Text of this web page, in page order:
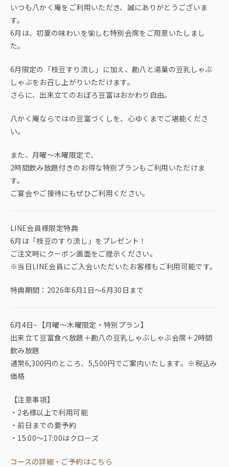
いつも八かく庵をご利用いただき、誠にありがとうございま
す。
6月は、初夏の味わいを愉しむ特別会席をご用意いたしまし
た。
6月限定の「枝豆すり流し」に加え、勘八と湯葉の豆乳しゃぶ
しゃぶをお召し上がりいただけます。
さらに、出来立てのおぼろ豆富はおかわり自由。
八かく庵ならではの豆富づくしを、心ゆくまでご堪能くださ
い。
また、月曜～木曜限定で、
2時間飲み放題付きのお得な特別プランもご利用いただけま
す。
ご宴会やご接待にもぜひご利用ください。
LINE会員様限定特典
6月は「枝豆のすり流し」をプレゼント！
ご注文時にクーポン画面をご提示ください。
※当日LINE会員にご入会いただいたお客様もご利用可能です。
特典期間：2026年6月1日～6月30日まで
6月4日~【月曜～木曜限定・特別プラン】
出来立て豆富食べ放題＋勘八の豆乳しゃぶしゃぶ会席＋2時間
飲み放題
通常6,300円のところ、5,500円でご案内いたします。※税込み
価格
【注意事項】
・2名様以上で利用可能
・前日までの要予約
・15:00～17:00はクローズ
コースの詳細・ご予約はこちら